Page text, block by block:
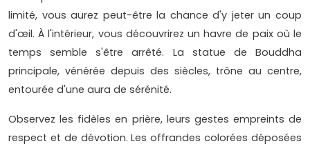
limité, vous aurez peut-être la chance d'y jeter un coup
d'œil. À l'intérieur, vous découvrirez un havre de paix où le
temps semble s'être arrêté. La statue de Bouddha
principale, vénérée depuis des siècles, trône au centre,
entourée d'une aura de sérénité.
Observez les fidèles en prière, leurs gestes empreints de
respect et de dévotion. Les offrandes colorées déposées